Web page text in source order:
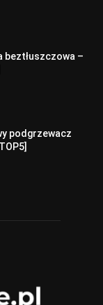
beztłuszczowa –
podgrzewacz